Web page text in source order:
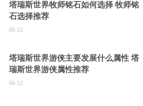
塔瑞斯世界牧师铭石如何选择 牧师铭
石选择推荐
06-12
塔瑞斯世界游侠主要发展什么属性 塔
瑞斯世界游侠属性推荐
06-12